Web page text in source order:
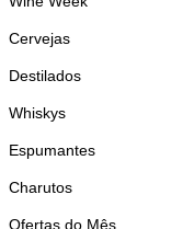
Cervejas
Destilados
Whiskys
Espumantes
Charutos
Ofertas do Mês